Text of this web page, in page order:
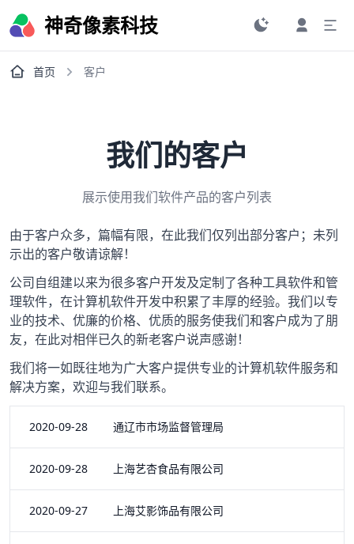
神奇像素科技
首页 客户
我们的客户
展示使用我们软件产品的客户列表
由于客户众多，篇幅有限，在此我们仅列出部分客户；未列
示出的客户敬请谅解！
公司自组建以来为很多客户开发及定制了各种工具软件和管
理软件，在计算机软件开发中积累了丰厚的经验。我们以专
业的技术、优廉的价格、优质的服务使我们和客户成为了朋
友，在此对相伴已久的新老客户说声感谢！
我们将一如既往地为广大客户提供专业的计算机软件服务和
解决方案，欢迎与我们联系。
2020-09-28 通辽市市场监督管理局
2020-09-28 上海艺杏食品有限公司
2020-09-27 上海艾影饰品有限公司